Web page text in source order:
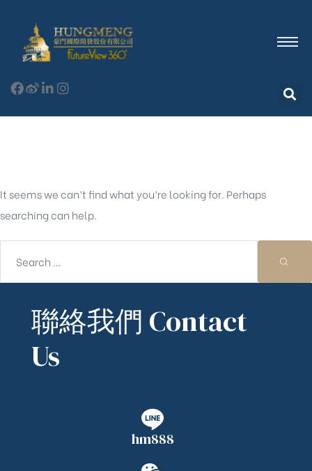
It seems we can’t find what you’re looking for. Perhaps
searching can help.
聯絡我們 Contact
Us
hm888